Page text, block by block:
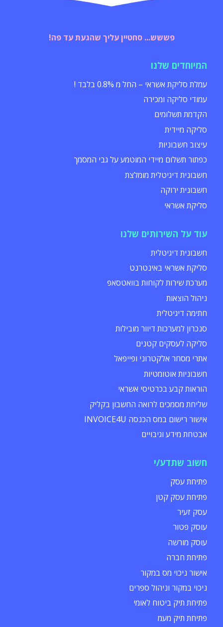
פששש... סחטיין עליך שהגעת עד פה!
המיוחדים שלנו
עמלת סליקת אשראי – החל מ 0.8% בלבד !
עמודי סליקה ומכירה
הקדמת תשלומים
סליקה מיידית
עיצוב חשבוניות
כפתור תשלום מיידי המוטמע על גבי המסמך
חשבונית דיגיטלית מומלצת
חשבונית ירוקה
סליקת אשראי
עוד על השירותים שלנו
חשבונית דיגיטלית
סליקת אשראי באינטרנט
מערכת שירות לקוחות בוואטסאפ
ניהול הוצאות
חתימה דיגיטלית
סנכרון למערכות דיוור מובילות
סליקה לעסקים קטנים
אתרי מסחר אלקטרוני ופייפאל
חשבוניות אוטומטיות
הוראות קבע בכרטיסי אשראי
שליחת מסמכים לרואה החשבון בקליק
אישור רישום במס הכנסה INVOICE4U
אבטחת מידע וגיבויים
חשוב שתדע/י
פתיחת עסק
פתיחת עסק קטן
עסק זעיר
עוסק פטור
עוסק מורשה
פתיחת חברה
אישור ניכוי מס במקור
ניכוי במקור וניהול ספרים
פתיחת תיק ביטוח לאומי
פתיחת תיק מעמ